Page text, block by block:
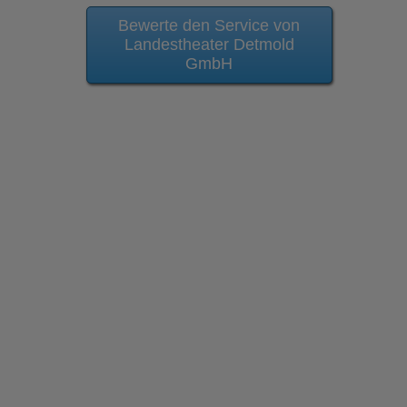
Bewerte den Service von
Landestheater Detmold
GmbH